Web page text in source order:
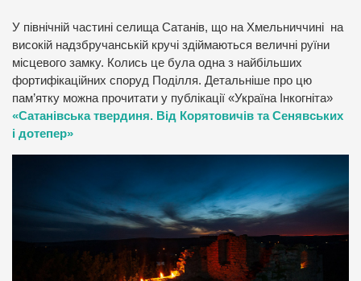
У північній частині селища Сатанів, що на Хмельниччині на
високій надзбручанській кручі здіймаються величні руїни
місцевого замку. Колись це була одна з найбільших
фортифікаційних споруд Поділля. Детальніше про цю
пам’ятку можна прочитати у публікації «Україна Інкогніта»
«Сатанівська твердиня. Від Корятовичів та Сенявських
і дотепер»